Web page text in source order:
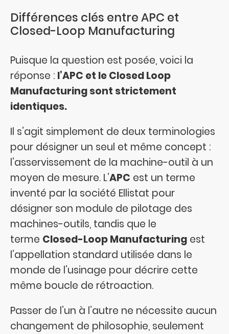
Différences clés entre APC et
Closed-Loop Manufacturing
Puisque la question est posée, voici la
réponse : l’APC et le Closed Loop
Manufacturing sont strictement
identiques.
Il s’agit simplement de deux terminologies
pour désigner un seul et même concept :
l’asservissement de la machine-outil à un
moyen de mesure. L’APC est un terme
inventé par la société Ellistat pour
désigner son module de pilotage des
machines-outils, tandis que le
terme Closed-Loop Manufacturing est
l’appellation standard utilisée dans le
monde de l’usinage pour décrire cette
même boucle de rétroaction.
Passer de l’un à l’autre ne nécessite aucun
changement de philosophie, seulement